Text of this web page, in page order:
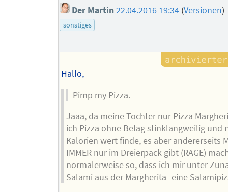
Der Martin22.04.2016 19:34 (Versionen)
sonstiges
Hallo,
Pimp my Pizza.
Jaaa, da meine Tochter nur Pizza
ich Pizza ohne Belag stinklangweilig und
Kalorien wert finde, es aber andererseits
IMMER nur im Dreierpack gibt (RAGE)
normalerweise so, dass ich mir unter
Salami aus der Margherita- eine